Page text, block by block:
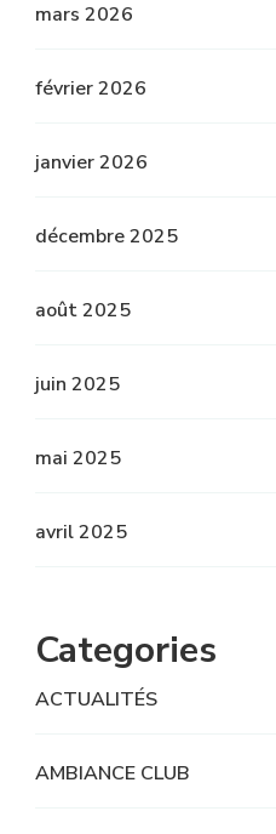
mars 2026
février 2026
janvier 2026
décembre 2025
août 2025
juin 2025
mai 2025
avril 2025
Categories
ACTUALITÉS
AMBIANCE CLUB